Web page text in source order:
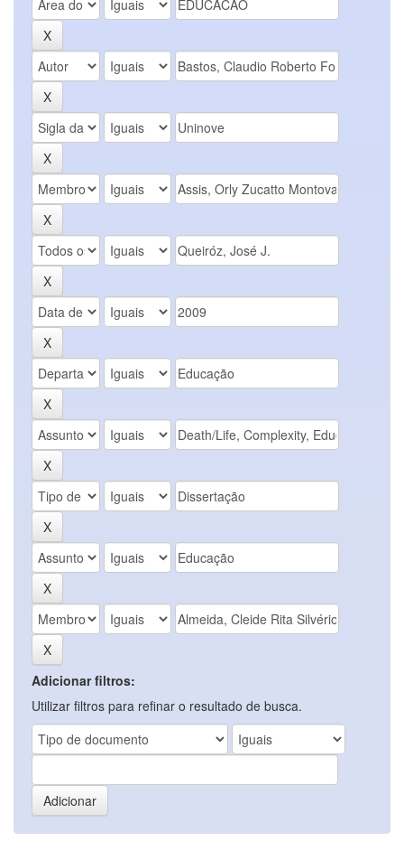
Adicionar filtros:
Utilizar filtros para refinar o resultado de busca.